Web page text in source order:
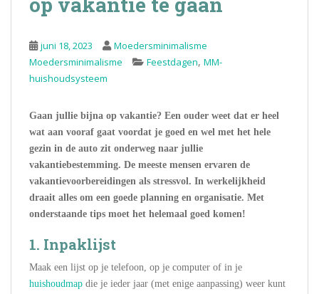
juni 18, 2023
Moedersminimalisme
Moedersminimalisme
Feestdagen, MM-
huishoudsysteem
Gaan jullie bijna op vakantie? Een ouder weet dat er heel
wat aan vooraf gaat voordat je goed en wel met het hele
gezin in de auto zit onderweg naar jullie
vakantiebestemming. De meeste mensen ervaren de
vakantievoorbereidingen als stressvol. In werkelijkheid
draait alles om een goede planning en organisatie. Met
onderstaande tips moet het helemaal goed komen!
1. Inpaklijst
Maak een lijst op je telefoon, op je computer of in je
huishoudmap die je ieder jaar (met enige aanpassing) weer kunt